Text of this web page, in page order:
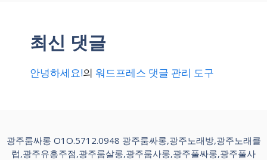
최신 댓글
안녕하세요!의 워드프레스 댓글 관리 도구
광주룸싸롱 O1O.5712.0948 광주룸싸롱,광주노래방,광주노래클
럽,광주유흥주점,광주룸살롱,광주룸사롱,광주풀싸롱,광주풀사